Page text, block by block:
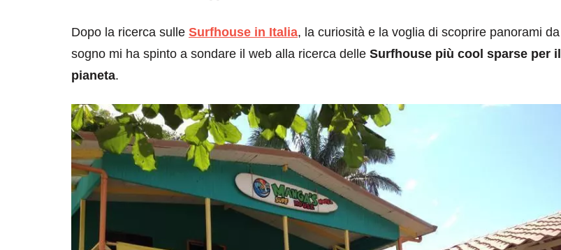
Dopo la ricerca sulle Surfhouse in Italia, la curiosità e la voglia di scoprire panorami da
sogno mi ha spinto a sondare il web alla ricerca delle Surfhouse più cool sparse per il
pianeta.